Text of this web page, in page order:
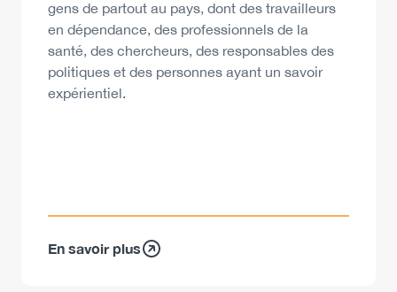
gens de partout au pays, dont des travailleurs
en dépendance, des professionnels de la
santé, des chercheurs, des responsables des
politiques et des personnes ayant un savoir
expérientiel.
En savoir plus